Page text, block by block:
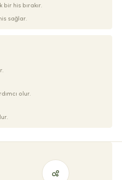
his bırakır.
sağlar.
olur.